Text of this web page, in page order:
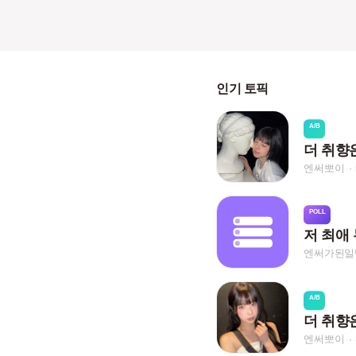
인기 토픽
A/B
더 취향
엔써뽀이
POLL
저 최애
엔써가된
A/B
더 취향
엔써뽀이